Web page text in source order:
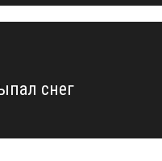
снег